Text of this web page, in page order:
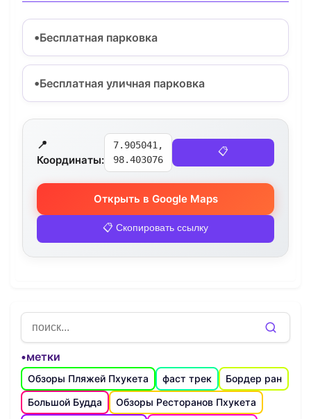
Бесплатная парковка
Бесплатная уличная парковка
📍
Координаты:
7.905041,
98.403076
📋
Открыть в Google Maps
📋 Скопировать ссылку
•метки
Обзоры Пляжей Пхукета фаст трек
Бордер ран
Большой Будда
Обзоры Ресторанов Пхукета